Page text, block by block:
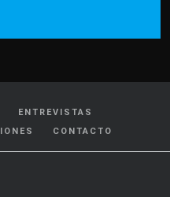
ENTREVISTAS
CONTACTO